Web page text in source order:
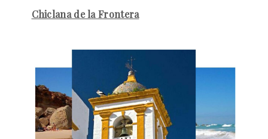
Chiclana de la Frontera